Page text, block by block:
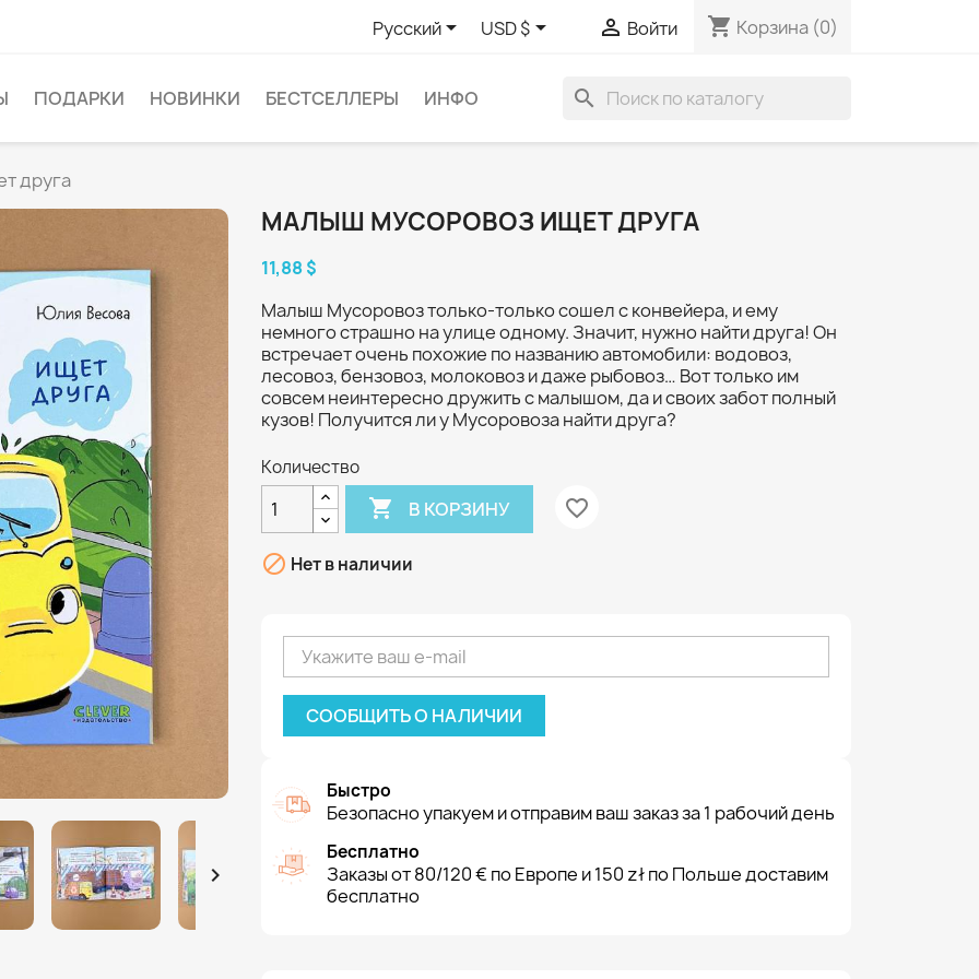
Русский USD $  Войти shopping_cart Корзина (0)
ПОДАРКИ НОВИНКИ БЕСТСЕЛЛЕРЫ ИНФО search
друга

МАЛЫШ МУСОРОВОЗ ИЩЕТ ДРУГА
11,88 $
Малыш Мусоровоз только-только сошел с конвейера, и ему
немного страшно на улице одному. Значит, нужно найти друга! Он
встречает очень похожие по названию автомобили: водовоз,
лесовоз, бензовоз, молоковоз и даже рыбовоз… Вот только им
совсем неинтересно дружить с малышом, да и своих забот полный
кузов! Получится ли у Мусоровоза найти друга?
Количество
 В КОРЗИНУ favorite_border
 Нет в наличии
СООБЩИТЬ О НАЛИЧИИ
Быстро
Безопасно упакуем и отправим ваш заказ за 1 рабочий день
Бесплатно
Заказы от 80/120 € по Европе и 150 zł по Польше доставим
бесплатно